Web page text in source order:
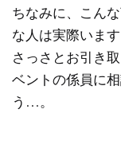
ちなみに、こん
な人は実際いま
さっさとお引き
ベントの係員に
う…。